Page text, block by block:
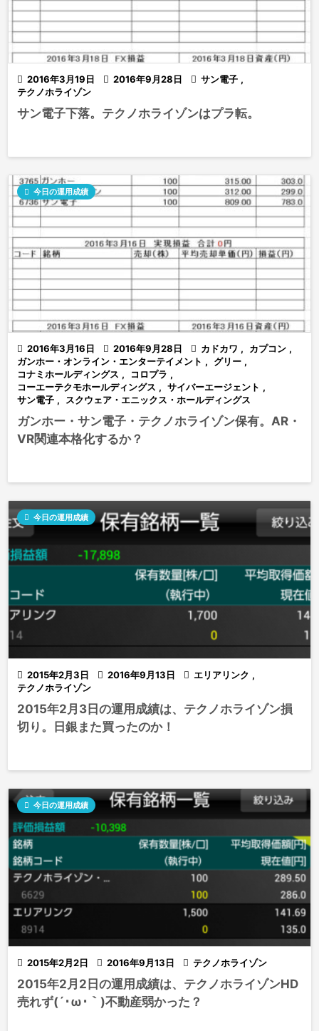
 2016年3月19日  2016年9月28日  サン電子 ,
テクノホライゾン
サン電子下落。テクノホライゾンはプラ転。
 2016年3月16日  2016年9月28日
 今日の運用成績
 カドカワ , カプコン ,
ガンホー・オンライン・エンターテイメント , グリー ,
コナミホールディングス , コロプラ ,
コーエーテクモホールディングス , サイバーエージェント ,
サン電子 , スクウェア・エニックス・ホールディングス
ガンホー・サン電子・テクノホライゾン保有。AR・
VR関連本格化するか？
 2015年2月3日  2016年9月13日
 今日の運用成績
 エリアリンク ,
テクノホライゾン
2015年2月3日の運用成績は、テクノホライゾン損
切り。日銀また買ったのか！
 2015年2月2日  2016年9月13日
 今日の運用成績
 テクノホライゾン
2015年2月2日の運用成績は、テクノホライゾンHD
売れず(´･ω･｀)不動産弱かった？